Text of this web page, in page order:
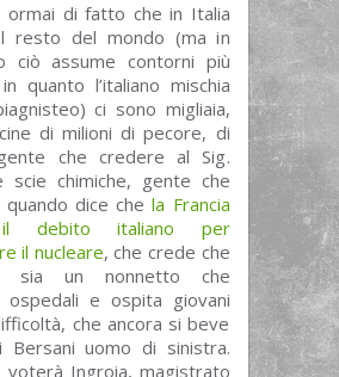
ormai di fatto che in Italia
resto del mondo (ma in
ciò assume contorni più
quanto l’italiano mischia
ci sono migliaia,
di milioni di pecore, di
che credere al Sig.
scie chimiche, gente che
quando dice chela Francia
il debito italiano per
il nucleare, che crede che
sia un nonnetto che
ospedali e ospita giovani
che ancora si beve
Bersani uomo di sinistra.
voterà Ingroia, magistrato